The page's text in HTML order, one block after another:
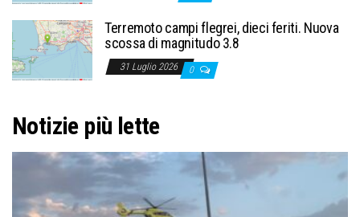
Terremoto campi flegrei, dieci feriti. Nuova
scossa di magnitudo 3.8
31 Luglio 2026 0
Notizie più lette